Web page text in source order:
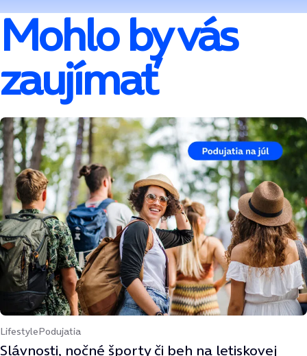
Mohlo by vás
zaujímať
LifestylePodujatia
Slávnosti, nočné športy či beh na letiskovej